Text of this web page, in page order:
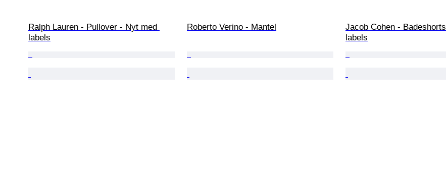
Ralph Lauren - Pullover - Nyt med
labels
Roberto Verino - Mantel
Jacob Cohen -
labels